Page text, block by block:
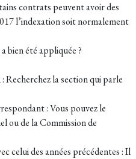
contrats peuvent avoir des
l’indexation soit normalement
bien été appliquée ?
la section qui parle
: Vous pouvez le
ou de la Commission de
des années précédentes : Il